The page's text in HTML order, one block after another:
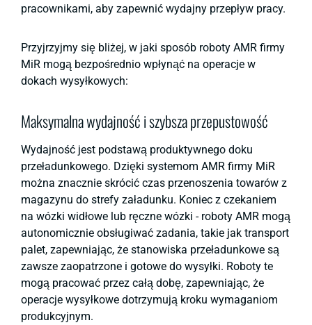
pracownikami, aby zapewnić wydajny przepływ pracy.
Przyjrzyjmy się bliżej, w jaki sposób roboty AMR firmy
MiR mogą bezpośrednio wpłynąć na operacje w
dokach wysyłkowych:
Maksymalna wydajność i szybsza przepustowość
Wydajność jest podstawą produktywnego doku
przeładunkowego. Dzięki systemom AMR firmy MiR
można znacznie skrócić czas przenoszenia towarów z
magazynu do strefy załadunku. Koniec z czekaniem
na wózki widłowe lub ręczne wózki - roboty AMR mogą
autonomicznie obsługiwać zadania, takie jak transport
palet, zapewniając, że stanowiska przeładunkowe są
zawsze zaopatrzone i gotowe do wysyłki. Roboty te
mogą pracować przez całą dobę, zapewniając, że
operacje wysyłkowe dotrzymują kroku wymaganiom
produkcyjnym.